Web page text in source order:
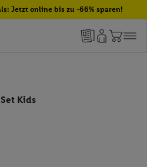
Jetzt online bis zu -66% sparen!
Kids